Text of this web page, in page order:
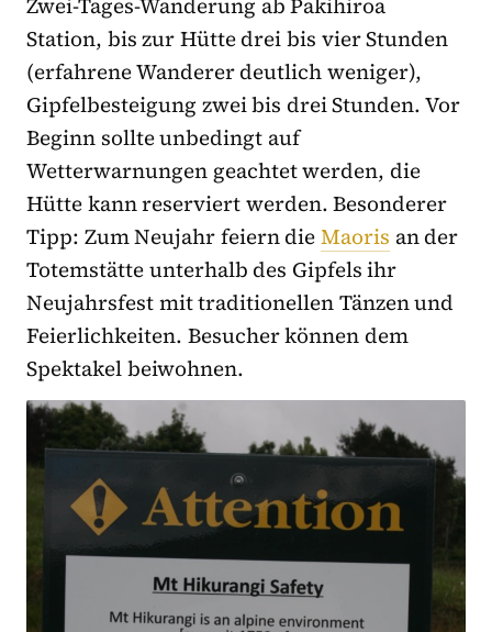
Station, bis zur Hütte drei bis vier Stunden
(erfahrene Wanderer deutlich weniger),
Gipfelbesteigung zwei bis drei Stunden. Vor
Beginn sollte unbedingt auf
Wetterwarnungen geachtet werden, die
Hütte kann reserviert werden. Besonderer
Tipp: Zum Neujahr feiern dieMaoris an der
Totemstätte unterhalb des Gipfels ihr
Neujahrsfest mit traditionellen Tänzen und
Feierlichkeiten. Besucher können dem
Spektakel beiwohnen.